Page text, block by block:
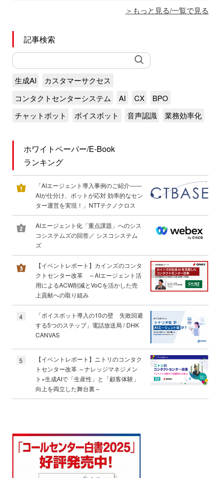
もっと見る/一覧で見る
記事検索
生成AI
カスタマーサクセス
コンタクトセンターシステム
AI CX
BPO
チャットボット
ボイスボット 音声認識 業務効率化
ホワイトペーパー/E-Book
ランキング
「AIエージェント導入事例のご紹介――
AIが仕分け、ボットが応対 効率的なセン
ター運営を実現！」NTTテクノクロス
AIエージェント化「重点課題」へのシス
コシステムズの回答／ シスコシステム
ズ
【イベントレポート】カインズのコンタ
クトセンター改革 ～AIエージェント活
用によるACW削減とVoCを活かした売
上貢献への取り組み
4
「ボイスボット導入の10の壁 失敗回避
する5つのステップ」電話放送局 / DHK
CANVAS
5
【イベントレポート】ニトリのコンタク
トセンター改革 ～ナレッジマネジメン
ト×生成AIで「生産性」と「顧客体験」
向上を両立した舞台裏～